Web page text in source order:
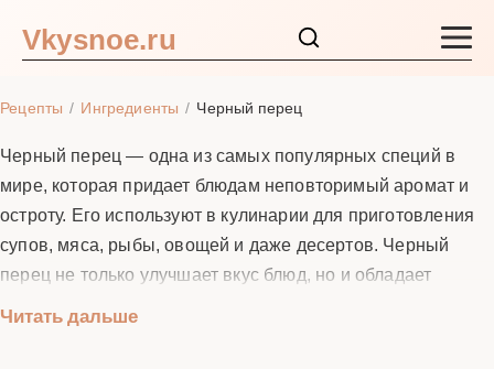
Vkysnoe.ru
Основные блюда
Супы
Ингредиенты
Блог
Рецепты Ингредиенты Черный перец
Черный перец — одна из самых популярных специй в
мире, которая придает блюдам неповторимый аромат и
остроту. Его используют в кулинарии для приготовления
супов, мяса, рыбы, овощей и даже десертов. Черный
перец не только улучшает вкус блюд, но и обладает
ускоряет обмен веществ и содержит антиоксиданты. В
Читать дальше